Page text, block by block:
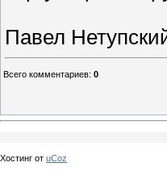
Павел
Всего комментариев: 0
Хостинг от uCoz